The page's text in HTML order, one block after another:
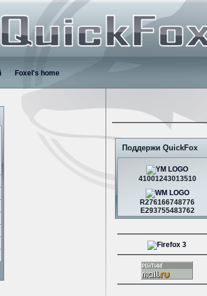
Foxel's home
Поддержи QuickFox
41001243013510
R276166748776
E293755483762